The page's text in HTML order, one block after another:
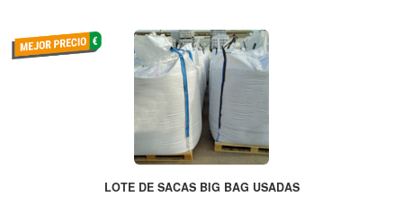
LOTE DE SACAS BIG BAG USADAS